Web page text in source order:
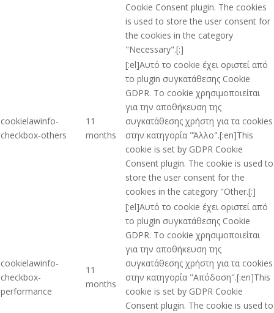
Cookie Consent plugin. The cookies
is used to store the user consent for
the cookies in the category
"Necessary".[:]
cookielawinfo-
checkbox-others
11
months
[:el]Αυτό το cookie έχει οριστεί από
το plugin συγκατάθεσης Cookie
GDPR. Το cookie χρησιμοποιείται
για την αποθήκευση της
συγκατάθεσης χρήστη για τα cookies
στην κατηγορία "Άλλο".[:en]This
cookie is set by GDPR Cookie
Consent plugin. The cookie is used to
store the user consent for the
cookies in the category "Other.[:]
cookielawinfo-
checkbox-
performance
11
months
[:el]Αυτό το cookie έχει οριστεί από
το plugin συγκατάθεσης Cookie
GDPR. Το cookie χρησιμοποιείται
για την αποθήκευση της
συγκατάθεσης χρήστη για τα cookies
στην κατηγορία "Απόδοση".[:en]This
cookie is set by GDPR Cookie
Consent plugin. The cookie is used to